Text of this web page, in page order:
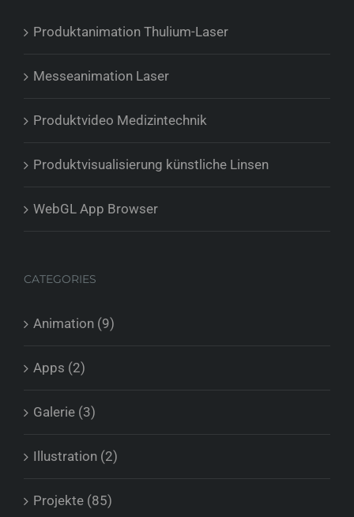
Produktanimation Thulium-Laser
Messeanimation Laser
Produktvideo Medizintechnik
Produktvisualisierung künstliche Linsen
WebGL App Browser
CATEGORIES
Animation (9)
Apps (2)
Galerie (3)
Illustration (2)
Projekte (85)